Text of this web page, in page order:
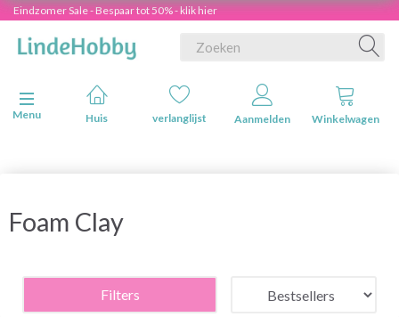
Eindzomer Sale - Bespaar tot 50% - klik hier
Navigatie in-/uitschakelen
Menu
Huis verlanglijst Aanmelden Winkelwagen
Foam Clay
Filters